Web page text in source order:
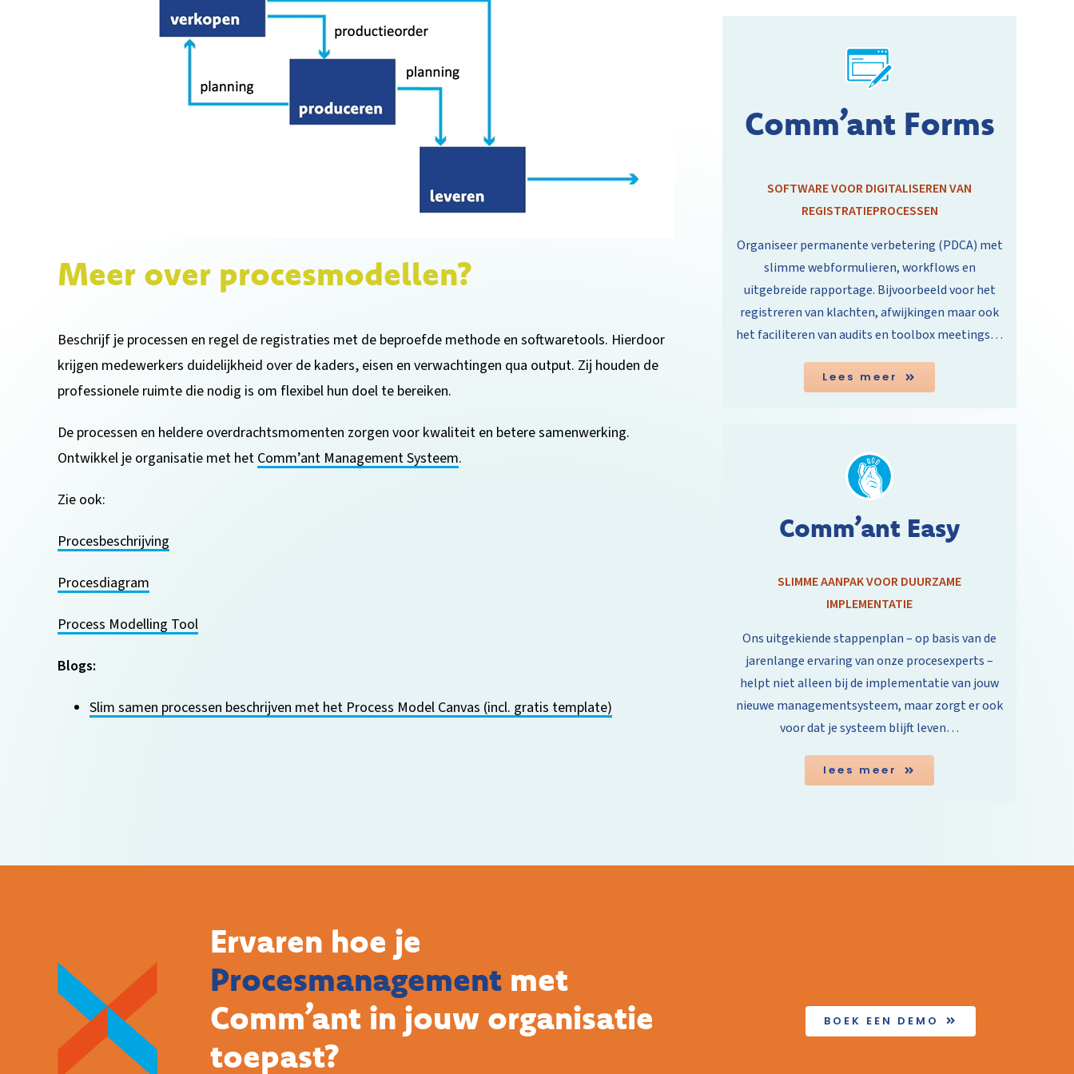
Meer over procesmodellen?
Beschrijf je processen en regel de registraties met de beproefde methode en softwaretools. Hierdoor
krijgen medewerkers duidelijkheid over de kaders, eisen en verwachtingen qua output. Zij houden de
professionele ruimte die nodig is om flexibel hun doel te bereiken.
De processen en heldere overdrachtsmomenten zorgen voor kwaliteit en betere samenwerking.
Ontwikkel je organisatie met het Comm’ant Management Systeem.
Zie ook:
Procesbeschrijving
Procesdiagram
Process Modelling Tool
Blogs:
Slim samen processen beschrijven met het Process Model Canvas (incl. gratis template)
Comm’ant Forms
SOFTWARE VOOR DIGITALISEREN VAN
REGISTRATIEPROCESSEN
Organiseer permanente verbetering (PDCA) met
slimme webformulieren, workflows en
uitgebreide rapportage. Bijvoorbeeld voor het
registreren van klachten, afwijkingen maar ook
het faciliteren van audits en toolbox meetings…
Lees meer
Comm’ant Easy
SLIMME AANPAK VOOR DUURZAME
IMPLEMENTATIE
Ons uitgekiende stappenplan – op basis van de
jarenlange ervaring van onze procesexperts –
helpt niet alleen bij de implementatie van jouw
nieuwe managementsysteem, maar zorgt er ook
voor dat je systeem blijft leven…
lees meer
Ervaren hoe je
Procesmanagementmet
Comm’ant in jouw organisatie
toepast?
BOEK EEN DEMO